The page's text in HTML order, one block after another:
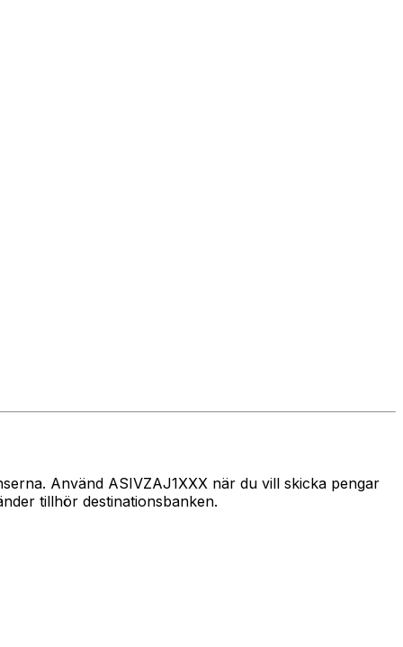
Använd ASIVZAJ1XXX när du vill skicka pengar
tillhör destinationsbanken.